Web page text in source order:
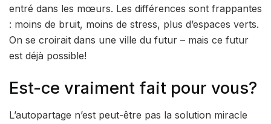
entré dans les mœurs. Les différences sont frappantes
: moins de bruit, moins de stress, plus d’espaces verts.
On se croirait dans une ville du futur – mais ce futur
est déjà possible!
Est-ce vraiment fait pour vous?
L’autopartage n’est peut-être pas la solution miracle